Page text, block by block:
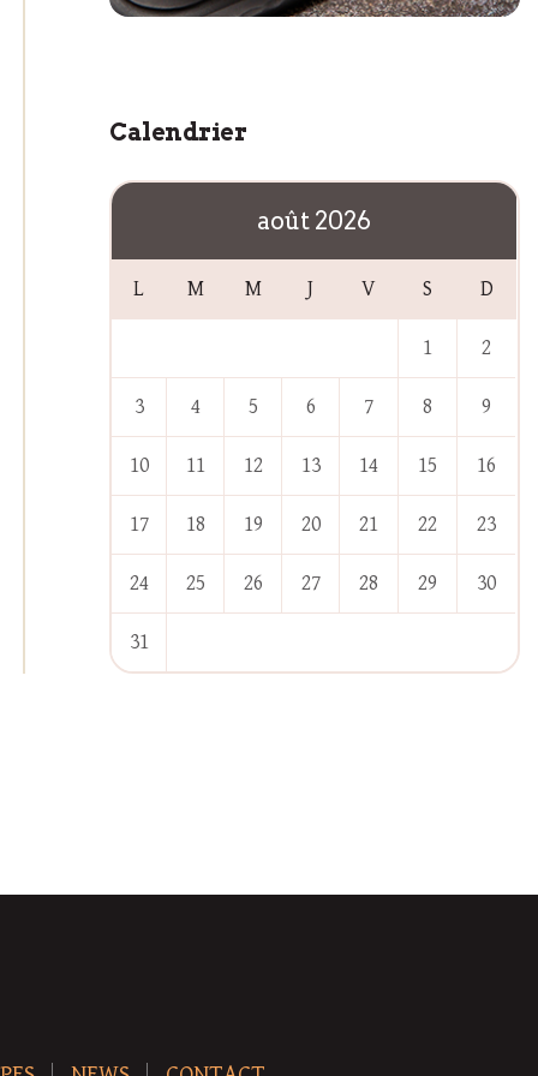
Calendrier
août 2026
L M M J V S D
1 2
3 4 5 6 7 8 9
10 11 12 13 14 15 16
17 18 19 20 21 22 23
24 25 26 27 28 29 30
31